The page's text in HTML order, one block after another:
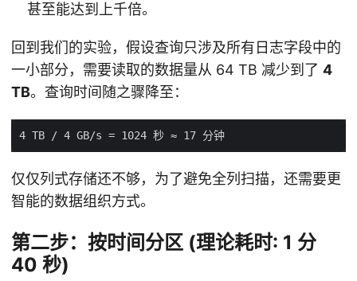
甚至能达到上千倍。
回到我们的实验，假设查询只涉及所有日志字段中的
一小部分，需要读取的数据量从 64 TB 减少到了 4
TB。查询时间随之骤降至：
仅仅列式存储还不够，为了避免全列扫描，还需要更
智能的数据组织方式。
第二步：按时间分区 (理论耗时: 1 分
40 秒)